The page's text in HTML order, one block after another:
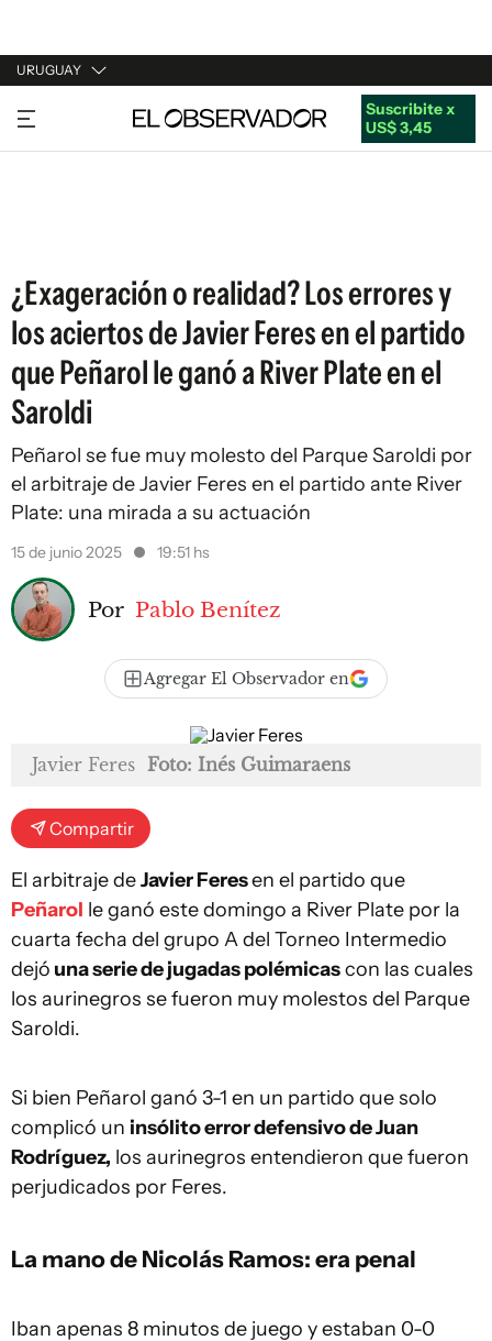
URUGUAY
URUGUAY
ARGENTINA
Suscribite x
US$ 3,45
¿Exageración o realidad? Los errores y
los aciertos de Javier Feres en el partido
que Peñarol le ganó a River Plate en el
Saroldi
Peñarol se fue muy molesto del Parque Saroldi por
el arbitraje de Javier Feres en el partido ante River
Plate: una mirada a su actuación
15 de junio 2025 19:51 hs
Por Pablo Benítez
Agregar El Observador en
Javier Feres Foto: Inés Guimaraens
Compartir
El arbitraje deJavier Feresen el partido que
Peñarol le ganó este domingo a River Plate por la
cuarta fecha del grupo A del Torneo Intermedio
dejó una serie de jugadas polémicascon las cuales
los aurinegros se fueron muy molestos del Parque
Saroldi.
Si bien Peñarol ganó 3-1 en un partido que solo
complicó un insólito error defensivo de Juan
Rodríguez, los aurinegros entendieron que fueron
perjudicados por Feres.
La mano de Nicolás Ramos: era penal
Iban apenas 8 minutos de juego y estaban 0-0